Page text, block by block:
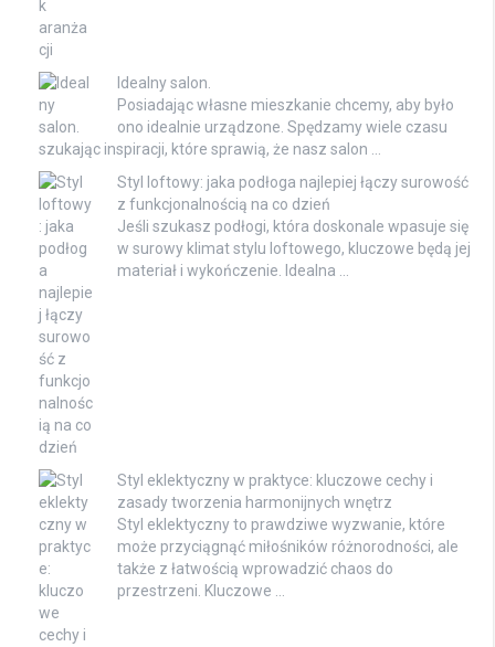
Idealny salon.
Posiadając własne mieszkanie chcemy, aby było
ono idealnie urządzone. Spędzamy wiele czasu
szukając inspiracji, które sprawią, że nasz salon …
Styl loftowy: jaka podłoga najlepiej łączy surowość
z funkcjonalnością na co dzień
Jeśli szukasz podłogi, która doskonale wpasuje się
w surowy klimat stylu loftowego, kluczowe będą jej
materiał i wykończenie. Idealna …
Styl eklektyczny w praktyce: kluczowe cechy i
zasady tworzenia harmonijnych wnętrz
Styl eklektyczny to prawdziwe wyzwanie, które
może przyciągnąć miłośników różnorodności, ale
także z łatwością wprowadzić chaos do
przestrzeni. Kluczowe …